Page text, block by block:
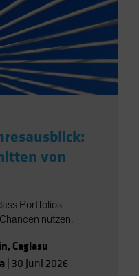
von
Portfolios
nutzen.
, Caglasu
30 Juni 2026